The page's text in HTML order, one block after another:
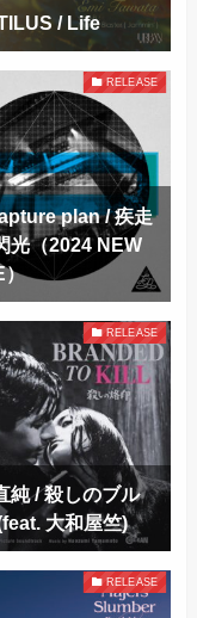
/ Life
RELEASE
plan / 疾走
光（2024 NEW
）
RELEASE
純 / 殺しのブル
大和屋竺)
RELEASE